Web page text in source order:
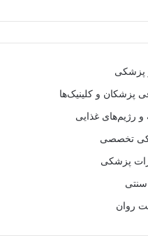
پزشکی
پزشکان و کلینیک‌ها
و رژیم‌های غذایی
تخصصی
پزشکی
روان